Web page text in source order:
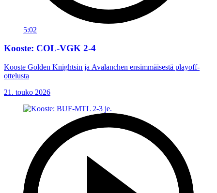
5:02
Kooste: COL-VGK 2-4
Kooste Golden Knightsin ja Avalanchen ensimmäisestä playoff-
ottelusta
21. touko 2026